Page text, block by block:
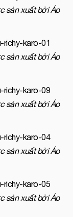
sản xuất bởi Áo
sản xuất bởi Áo
sản xuất bởi Áo
sản xuất bởi Áo
sản xuất bởi Áo